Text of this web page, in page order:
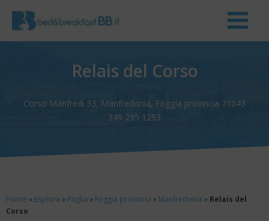
Relais del Corso
Corso Manfredi 33, Manfredonia, Foggia provincia 71043
349 295 1293
Home » Esplora » Puglia » Foggia provincia » Manfredonia » Relais del
Corso